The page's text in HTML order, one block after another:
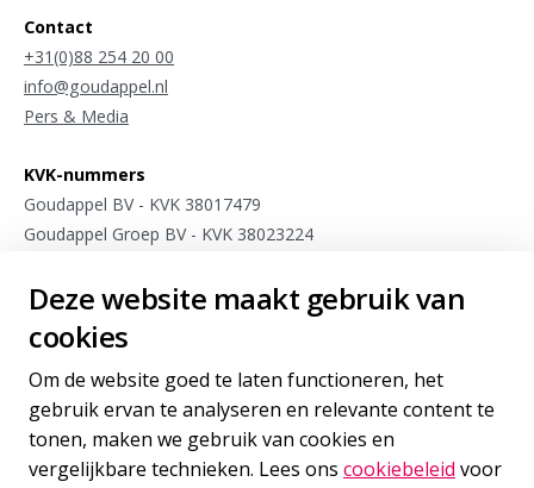
Deze website maakt gebruik van
cookies
Om de website goed te laten functioneren, het
gebruik ervan te analyseren en relevante content te
tonen, maken we gebruik van cookies en
vergelijkbare technieken. Lees ons cookiebeleid voor
Contact
+31(0)88 254 20 00
info@goudappel.nl
Pers & Media
KVK-nummers
Goudappel BV - KVK 38017479
Goudappel Groep BV - KVK 38023224
Meet4research BV - KVK 75963175
Stay connected
Meld je aan voor sporadische updates van onze experts op
het gebied van internationale mobiliteit
Inschrijven